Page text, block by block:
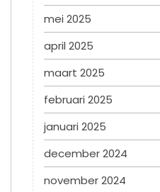
mei 2025
april 2025
maart 2025
februari 2025
januari 2025
december 2024
november 2024